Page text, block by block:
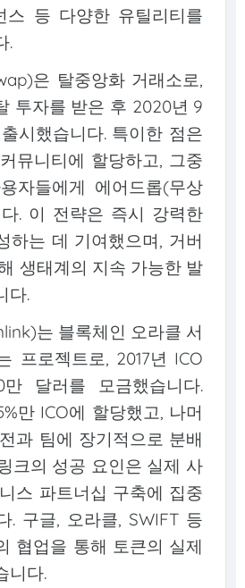
스 등 다양한 유틸리티를
.
은 탈중앙화 거래소로,
투자를 받은 후 2020년 9
시했습니다. 특이한 점은
뮤니티에 할당하고, 그중
자들에게 에어드롭(무상
. 이 전략은 즉시 강력한
하는 데 기여했으며, 거버
생태계의 지속 가능한 발
다.
는 블록체인 오라클 서
프로젝트로, 2017년 ICO
달러를 모금했습니다.
만 ICO에 할당했고, 나머
과 팀에 장기적으로 분배
크의 성공 요인은 실제 사
스 파트너십 구축에 집중
. 구글, 오라클, SWIFT 등
협업을 통해 토큰의 실제
니다.